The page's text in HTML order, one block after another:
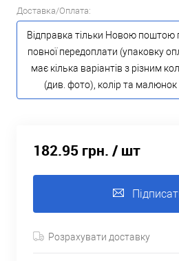
Доставка/Оплата:
Відправка тільки Новою поштою
повної передоплати (упаковку
має кілька варіантів з різним
(див. фото), колір та
182.95 грн. / шт
Розрахувати доставку